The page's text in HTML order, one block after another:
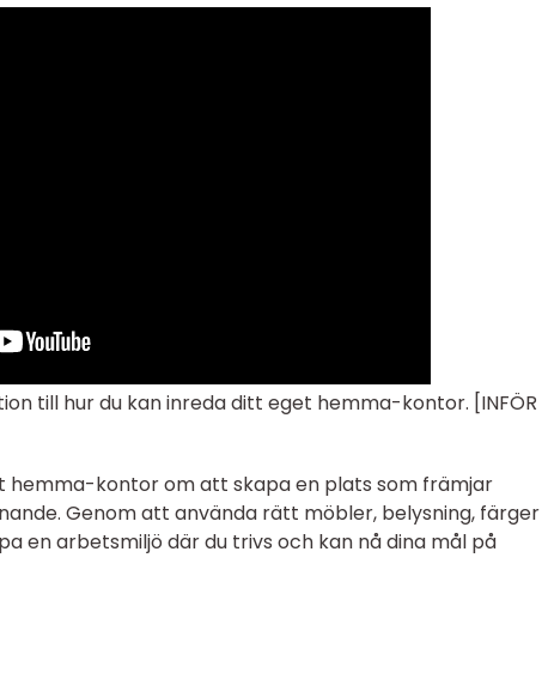
till hur du kan inreda ditt eget hemma-kontor. [INFÖR
hemma-kontor om att skapa en plats som främjar
Genom att använda rätt möbler, belysning, färger
en arbetsmiljö där du trivs och kan nå dina mål på